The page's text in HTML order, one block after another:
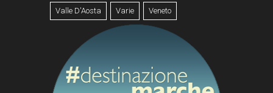
Valle D'Aosta Varie Veneto